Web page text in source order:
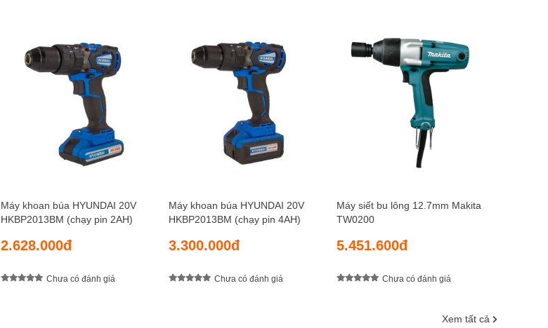
Máy khoan búa HYUNDAI 20V
HKBP2013BM (chạy pin 2AH)
2.628.000đ
Chưa có đánh giá
Máy khoan búa HYUNDAI 20V
HKBP2013BM (chạy pin 4AH)
3.300.000đ
Chưa có đánh giá
Máy siết bu lông 12.7mm Makita
TW0200
5.451.600đ
Chưa có đánh giá
Xem tất cả